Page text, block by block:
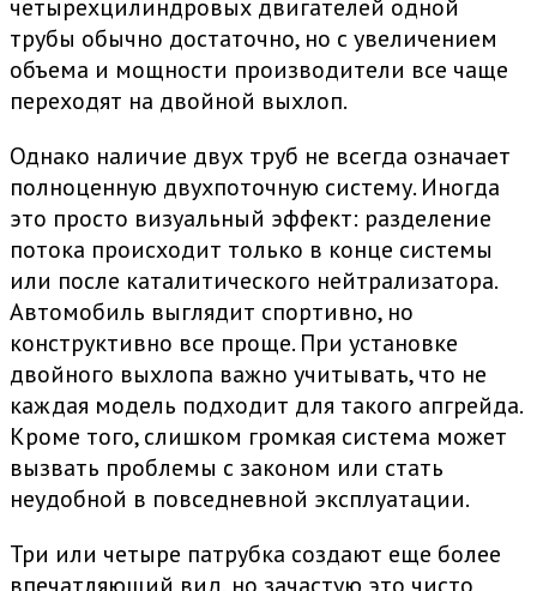
четырехцилиндровых двигателей одной
трубы обычно достаточно, но с увеличением
объема и мощности производители все чаще
переходят на двойной выхлоп.
Однако наличие двух труб не всегда означает
полноценную двухпоточную систему. Иногда
это просто визуальный эффект: разделение
потока происходит только в конце системы
или после каталитического нейтрализатора.
Автомобиль выглядит спортивно, но
конструктивно все проще. При установке
двойного выхлопа важно учитывать, что не
каждая модель подходит для такого апгрейда.
Кроме того, слишком громкая система может
вызвать проблемы с законом или стать
неудобной в повседневной эксплуатации.
Три или четыре патрубка создают еще более